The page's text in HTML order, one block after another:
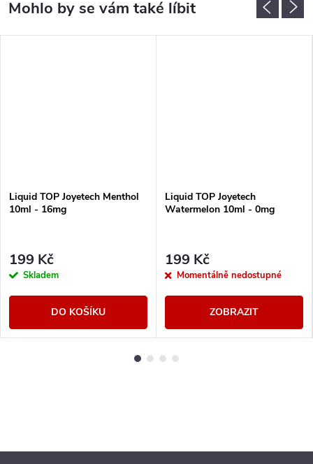
Liquid TOP Joyetech Menthol
10ml - 16mg
199 Kč
Skladem
DO KOŠÍKU
Liquid TOP Joyetech
Watermelon 10ml - 0mg
199 Kč
Momentálně nedostupné
ZOBRAZIT